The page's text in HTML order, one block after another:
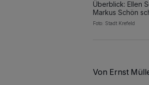
Überblick: Ellen
Markus Schön
Foto: Stadt Krefeld
Von Ernst